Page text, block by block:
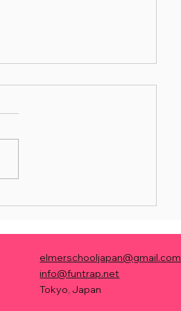
elmerschooljapan@gmail.com
info@funtrap.net
Tokyo, Japan